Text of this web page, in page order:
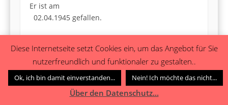
Er ist am
02.04.1945 gefallen.
in*: Freusburg.
Sonstige Anmerkungen:
Diese Internetseite setzt Cookies ein, um das Angebot für Sie
nutzerfreundlich und funktionaler zu gestalten..
Ok, ich bin damit einverstanden... Nein! Ich möchte das nicht...
Über den Datenschutz...